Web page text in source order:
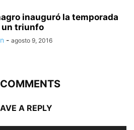
inauguró la temporada
un triunfo
- agosto 9, 2016
A REPLY